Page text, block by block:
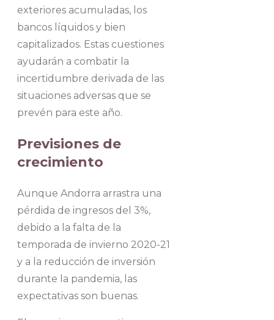
exteriores acumuladas, los
bancos líquidos y bien
capitalizados. Estas cuestiones
ayudarán a combatir la
incertidumbre derivada de las
situaciones adversas que se
prevén para este año.
Previsiones de
crecimiento
Aunque Andorra arrastra una
pérdida de ingresos del 3%,
debido a la falta de la
temporada de invierno 2020-21
y a la reducción de inversión
durante la pandemia, las
expectativas son buenas.